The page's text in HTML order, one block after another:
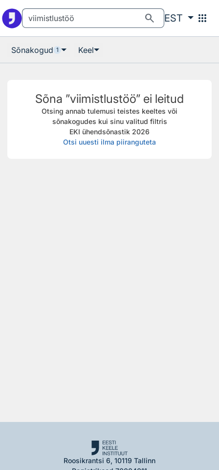
search EST apps
Sõnakogud 1 Keel
Sõna ”viimistlustöö” ei leitud
Otsing annab tulemusi teistes keeltes või
sõnakogudes kui sinu valitud filtris
EKI ühendsõnastik 2026
Otsi uuesti ilma piiranguteta
Roosikrantsi 6, 10119 Tallinn